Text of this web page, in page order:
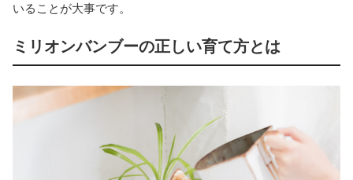
いることが大事です。
ミリオンバンブーの正しい育て方とは